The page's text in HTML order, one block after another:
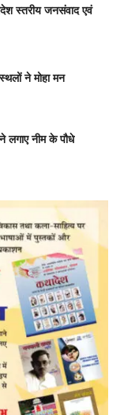
स्तरीय जनसंवाद एवं
ने मोहा मन
लगाए नीम के पौधे